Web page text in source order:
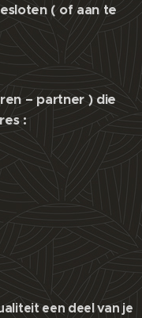
( of aan te
– partner ) die
:
een deel van je